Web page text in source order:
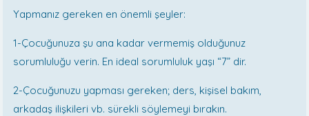
Yapmanız gereken en önemli şeyler:
1-Çocuğunuza şu ana kadar vermemiş olduğunuz
sorumluluğu verin. En ideal sorumluluk yaşı “7” dir.
2-Çocuğunuzu yapması gereken; ders, kişisel bakım,
arkadaş ilişkileri vb. sürekli söylemeyi bırakın.